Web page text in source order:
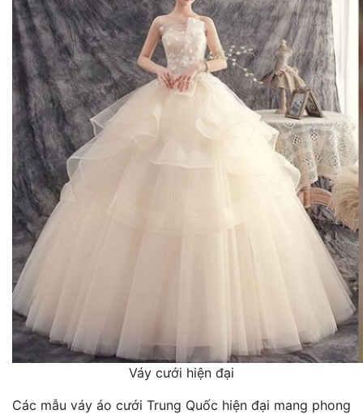
Váy cưới hiện đại
Các mẫu váy áo cưới Trung Quốc hiện đại mang phong